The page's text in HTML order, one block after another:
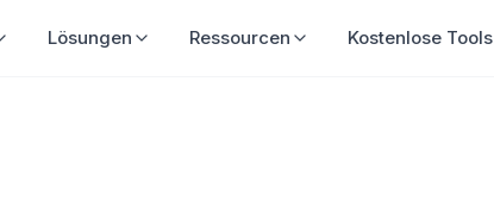
Lösungen Ressourcen Kostenlose Tools